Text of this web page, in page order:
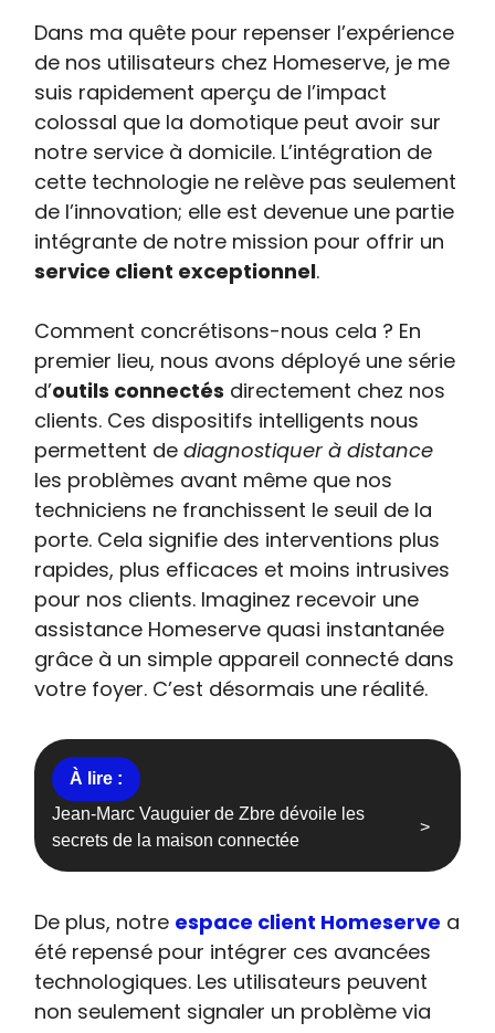
Dans ma quête pour repenser l’expérience
de nos utilisateurs chez Homeserve, je me
suis rapidement aperçu de l’impact
colossal que la domotique peut avoir sur
notre service à domicile. L’intégration de
cette technologie ne relève pas seulement
de l’innovation; elle est devenue une partie
intégrante de notre mission pour offrir un
service client exceptionnel.
Comment concrétisons-nous cela ? En
premier lieu, nous avons déployé une série
d’outils connectés directement chez nos
clients. Ces dispositifs intelligents nous
permettent dediagnostiquer à distance
les problèmes avant même que nos
techniciens ne franchissent le seuil de la
porte. Cela signifie des interventions plus
rapides, plus efficaces et moins intrusives
pour nos clients. Imaginez recevoir une
assistance Homeserve quasi instantanée
grâce à un simple appareil connecté dans
votre foyer. C’est désormais une réalité.
Jean-Marc Vauguier de Zbre dévoile les
secrets de la maison connectée
De plus, notre espace client Homeserve a
été repensé pour intégrer ces avancées
technologiques. Les utilisateurs peuvent
non seulement signaler un problème via